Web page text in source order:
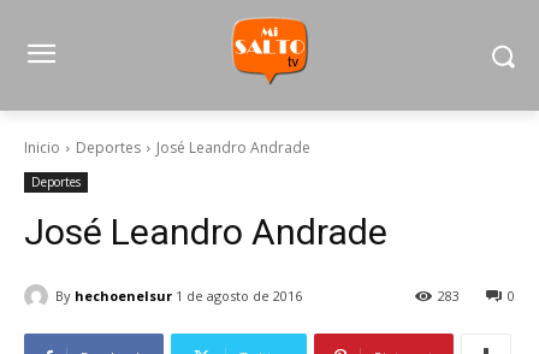
Inicio Deportes José Leandro Andrade
Deportes
José Leandro Andrade
By hechoenelsur 1 de agosto de 2016 0
283